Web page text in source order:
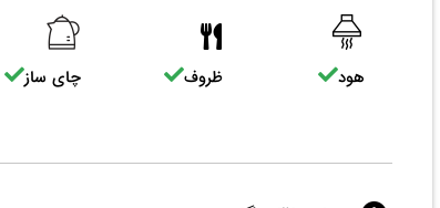
هود ظروف چای ساز